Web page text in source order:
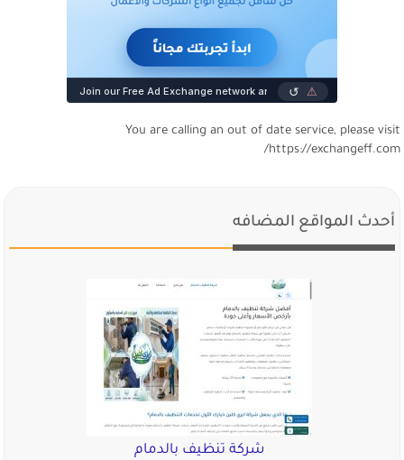
You are calling an out of date service, please visit
https://exchangeff.com/
أحدث المواقع المضافه
شركة تنظيف بالدمام